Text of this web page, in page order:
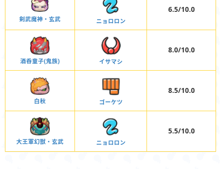
剣武魔神・玄武 ニョロロン
6.5/10.0
酒呑童子(鬼族) イサマシ
8.0/10.0
白秋 ゴーケツ
8.5/10.0
大王軍幻獣・玄武 ニョロロン
5.5/10.0